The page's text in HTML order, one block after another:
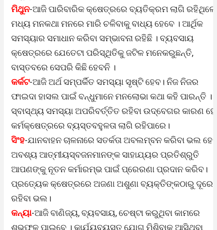
ମିଥୁନ-ଆଜି ପାରିବାରିକ କ୍ଷେତ୍ରରେ ବ୍ୟତିକ୍ରମ ଲାଗି ରହିଥିଲେ
ମଧ୍ୟ ମନକଥା ମନରେ ମାରି ଚଳିବାକୁ ବାଧ୍ୟ ହେବେ । ଆର୍ଥିକ
ସମସ୍ୟାର ସମାଧାନ କରିବା ସମ୍ଭାବନା ରହିଛି । ବ୍ୟବସାୟ
କ୍ଷେତ୍ରରେ ଯେତେଟା ପରିସ୍ଥିତିକୁ ଜଟିଳ ମନେକରୁଛନ୍ତି,
ବାସ୍ତବରେ ସେପରି କିଛି ହେବନି ।
କର୍କଟ-ଆଜି ଅର୍ଥ ସମ୍ପର୍କିତ ସମସ୍ୟା ସୃଷ୍ଟି ହେବ। ନିଜ ନିଜର
ଫାଇଦା ହାସଲ ପାଇଁ ବନ୍ଧୁମାନେ ମନଲୋଭା କଥା କହି ପାରନ୍ତି ।
ସ୍ବାସ୍ଥ୍ୟ ସମସ୍ୟା ଅପରିବର୍ତ୍ତିତ ରହିବା ଉଦ୍‌ବେଗର କାରଣ
କର୍ମକ୍ଷେତ୍ରରେ ବ୍ୟସ୍ତବହୁଳତା ଲାଗି ରହିପାରେ।
ସିଂହ-ଯାନବାହନ ଚାଳନାରେ ସତର୍କତା ଅବଲମ୍ବନ କରିବା ଭଲ
ଅବଶ୍ୟ ଆତ୍ମୀୟସ୍ବଜନମାନଙ୍କ ସାହାଯ୍ୟର ପ୍ରତିଶ୍ରୁତି
ଆପଣଙ୍କୁ ନୂତନ କର୍ମାରମ୍ଭ ପାଇଁ ପ୍ରେରଣା ପ୍ରଦାନ କରିବ।
ପ୍ରତ୍ୟେକ କ୍ଷେତ୍ରରେ ଅଜଣା ଅଶୁଣା ବ୍ୟକ୍ତିଙ୍କଠାରୁ
ରହିବା ଭଲ।
କନ୍ୟା-ଆଜି ବାଣିଜ୍ୟ, ବ୍ୟବସାୟ, ଚେଷ୍ଟା କରୁଥିବା କାମରେ
ଶୁଭଫଳ ପାଇବେ । କାର୍ଯ୍ୟବ୍ୟସ୍ତ ଯୋଗୁ ମିଶିବାକୁ ଆସିଥିବା